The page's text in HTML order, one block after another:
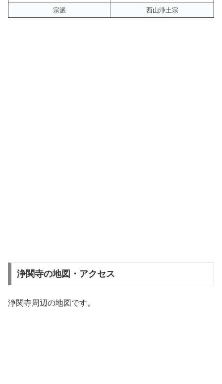
宗派
西山浄土宗
浄関寺の地図・アクセス
浄関寺周辺の地図です。